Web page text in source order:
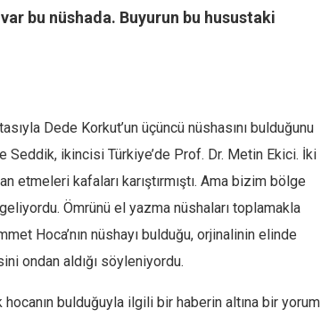
bu nüshada. Buyurun bu husustaki
Dede Korkut’un üçüncü nüshasını bulduğunu
Seddik, ikincisi Türkiye’de Prof. Dr. Metin Ekici. İki
etmeleri kafaları karıştırmıştı. Ama bizim bölge
Ömrünü el yazma nüshaları toplamakla
Hoca’nın nüshayı bulduğu, orjinalinin elinde
ondan aldığı söyleniyordu.
bulduğuyla ilgili bir haberin altına bir yorum